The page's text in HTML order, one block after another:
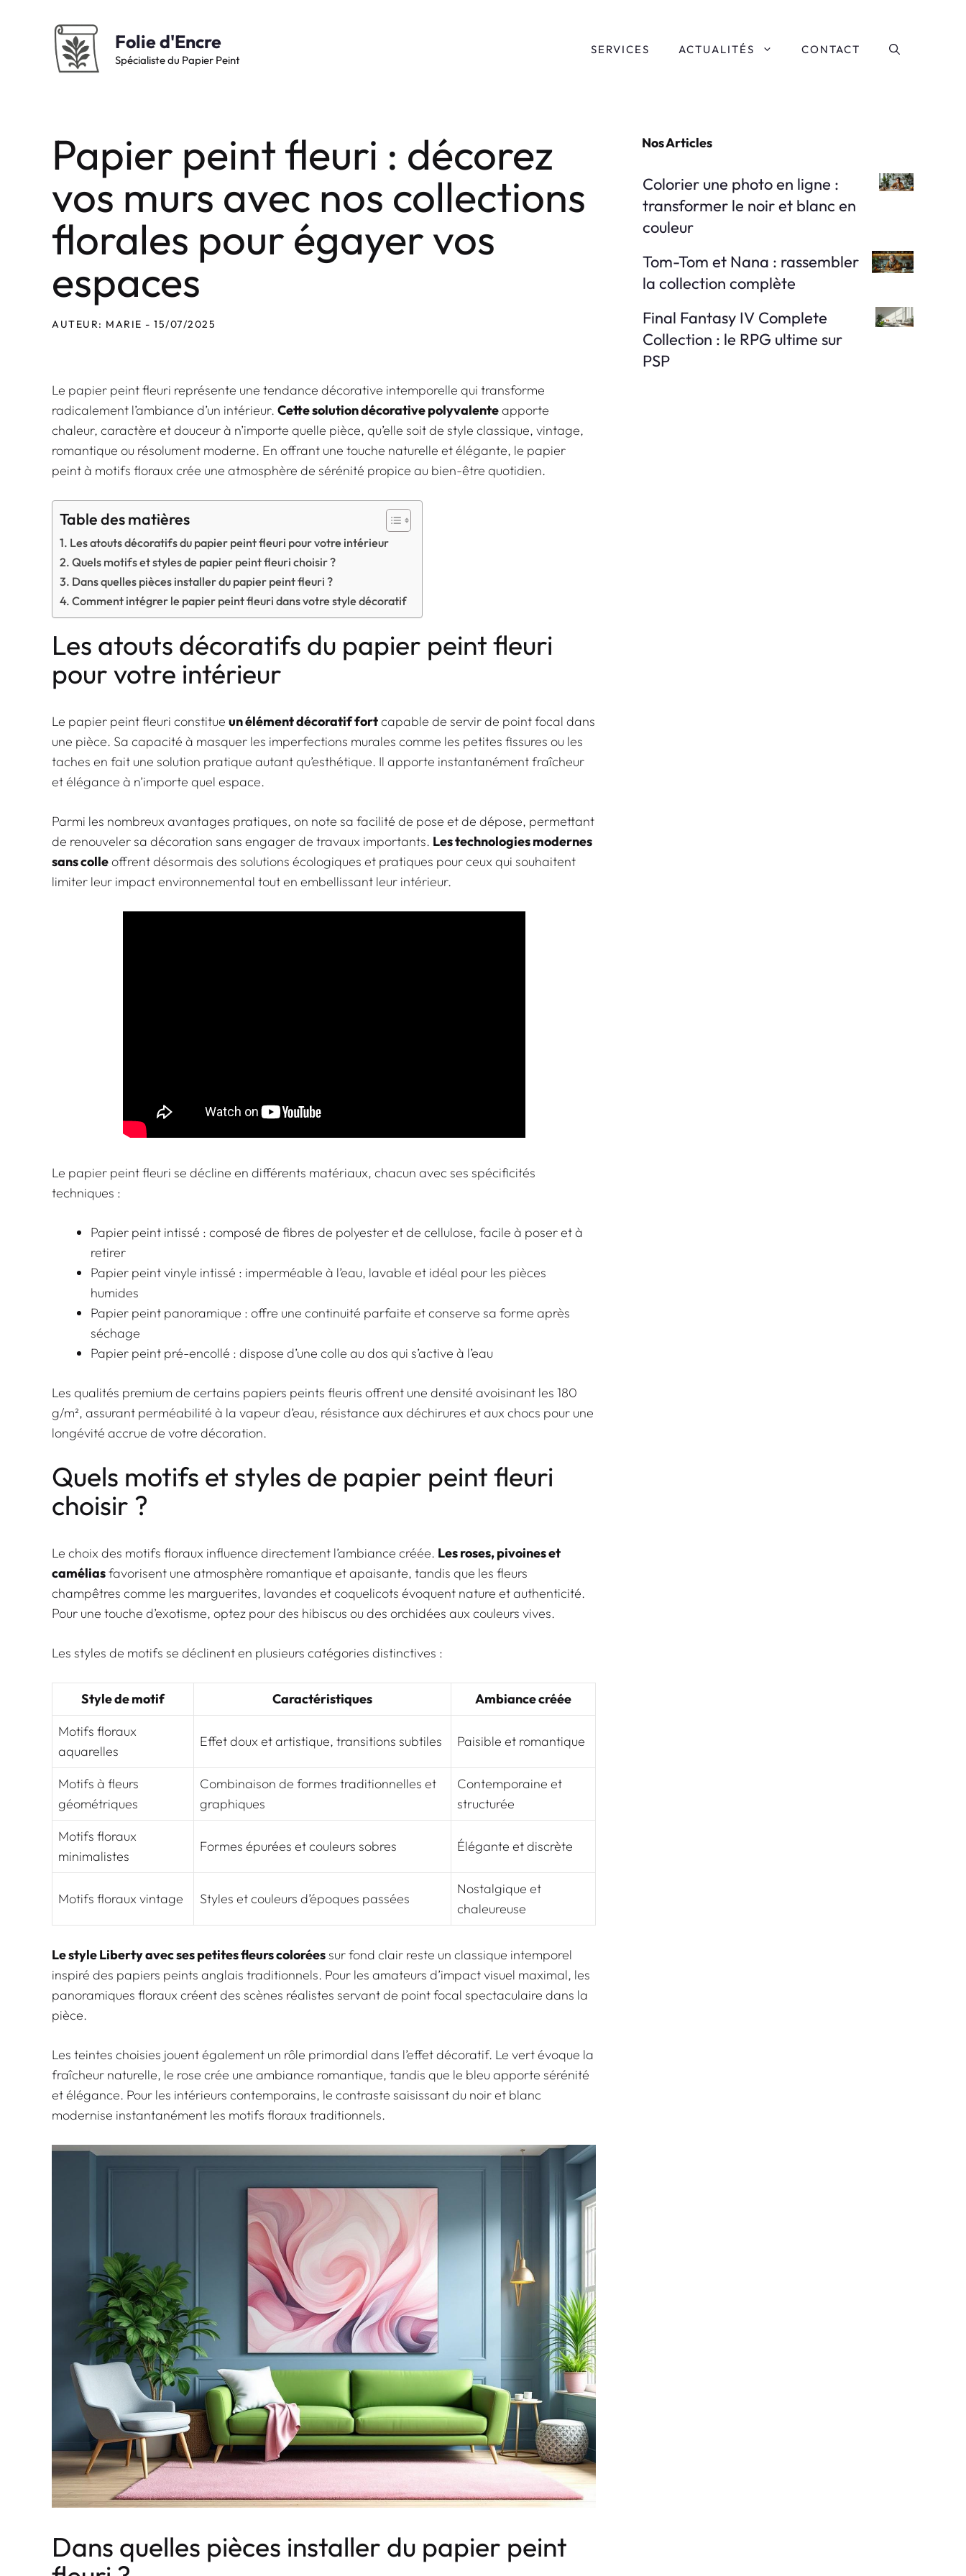
Folie d'Encre
Spécialiste du Papier Peint
SERVICES ACTUALITÉS CONTACT
Papier peint fleuri : décorez
vos murs avec nos collections
florales pour égayer vos
espaces
AUTEUR: MARIE - 15/07/2025
Le papier peint fleuri représente une tendance décorative intemporelle qui transforme
radicalement l’ambiance d’un intérieur. Cette solution décorative polyvalenteapporte
chaleur, caractère et douceur à n’importe quelle pièce, qu’elle soit de style classique, vintage,
romantique ou résolument moderne. En offrant une touche naturelle et élégante, le papier
peint à motifs floraux crée une atmosphère de sérénité propice au bien-être quotidien.
Table des matières
Les atouts décoratifs du papier peint fleuri pour votre intérieur
Quels motifs et styles de papier peint fleuri choisir ?
Dans quelles pièces installer du papier peint fleuri ?
Comment intégrer le papier peint fleuri dans votre style décoratif
Les atouts décoratifs du papier peint fleuri
pour votre intérieur
Le papier peint fleuri constitue un élément décoratif fortcapable de servir de point focal dans
une pièce. Sa capacité à masquer les imperfections murales comme les petites fissures ou les
taches en fait une solution pratique autant qu’esthétique. Il apporte instantanément fraîcheur
et élégance à n’importe quel espace.
Parmi les nombreux avantages pratiques, on note sa facilité de pose et de dépose, permettant
de renouveler sa décoration sans engager de travaux importants. Les technologies modernes
sans colleoffrent désormais des solutions écologiques et pratiques pour ceux qui souhaitent
limiter leur impact environnemental tout en embellissant leur intérieur.
Le papier peint fleuri se décline en différents matériaux, chacun avec ses spécificités
techniques :
Papier peint intissé : composé de fibres de polyester et de cellulose, facile à poser et à
retirer
Papier peint vinyle intissé : imperméable à l’eau, lavable et idéal pour les pièces
humides
Papier peint panoramique : offre une continuité parfaite et conserve sa forme après
séchage
Papier peint pré-encollé : dispose d’une colle au dos qui s’active à l’eau
Les qualités premium de certains papiers peints fleuris offrent une densité avoisinant les 180
g/m², assurant perméabilité à la vapeur d’eau, résistance aux déchirures et aux chocs pour une
longévité accrue de votre décoration.
Quels motifs et styles de papier peint fleuri
choisir ?
Le choix des motifs floraux influence directement l’ambiance créée. Les roses, pivoines et
caméliasfavorisent une atmosphère romantique et apaisante, tandis que les fleurs
champêtres comme les marguerites, lavandes et coquelicots évoquent nature et authenticité.
Pour une touche d’exotisme, optez pour des hibiscus ou des orchidées aux couleurs vives.
Les styles de motifs se déclinent en plusieurs catégories distinctives :
Style de motif Caractéristiques
Ambiance créée
Motifs floraux
aquarelles
Effet doux et artistique, transitions subtiles Paisible et romantique
Motifs à fleurs
géométriques
Combinaison de formes traditionnelles et
graphiques
Contemporaine et
structurée
Motifs floraux
minimalistes
Formes épurées et couleurs sobres Élégante et discrète
Motifs floraux vintage Styles et couleurs d’époques passées
Nostalgique et
chaleureuse
Le style Liberty avec ses petites fleurs coloréessur fond clair reste un classique intemporel
inspiré des papiers peints anglais traditionnels. Pour les amateurs d’impact visuel maximal, les
panoramiques floraux créent des scènes réalistes servant de point focal spectaculaire dans la
pièce.
Les teintes choisies jouent également un rôle primordial dans l’effet décoratif. Le vert évoque la
fraîcheur naturelle, le rose crée une ambiance romantique, tandis que le bleu apporte sérénité
et élégance. Pour les intérieurs contemporains, le contraste saisissant du noir et blanc
modernise instantanément les motifs floraux traditionnels.
Dans quelles pièces installer du papier peint
Nos Articles
Colorier une photo en ligne :
transformer le noir et blanc en
couleur
Tom-Tom et Nana : rassembler
la collection complète
Final Fantasy IV Complete
Collection : le RPG ultime sur
PSP